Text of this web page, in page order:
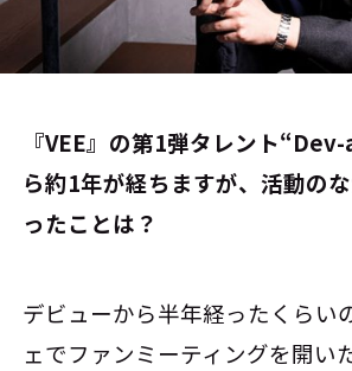
――『VEE』の第1弾タレント
ら約1年が経ちますが、活動の
ったことは？
デビューから半年経ったくらい
ェでファンミーティングを開い